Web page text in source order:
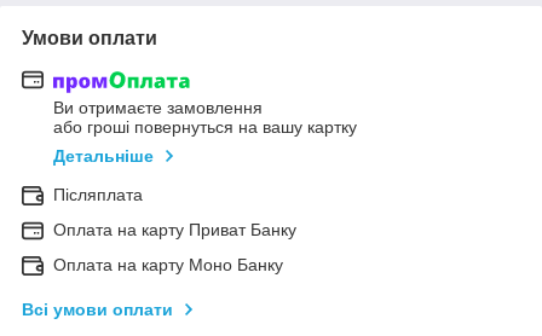
Умови оплати
Ви отримаєте замовлення
або гроші повернуться на вашу картку
Детальніше
Післяплата
Оплата на карту Приват Банку
Оплата на карту Моно Банку
Всі умови оплати